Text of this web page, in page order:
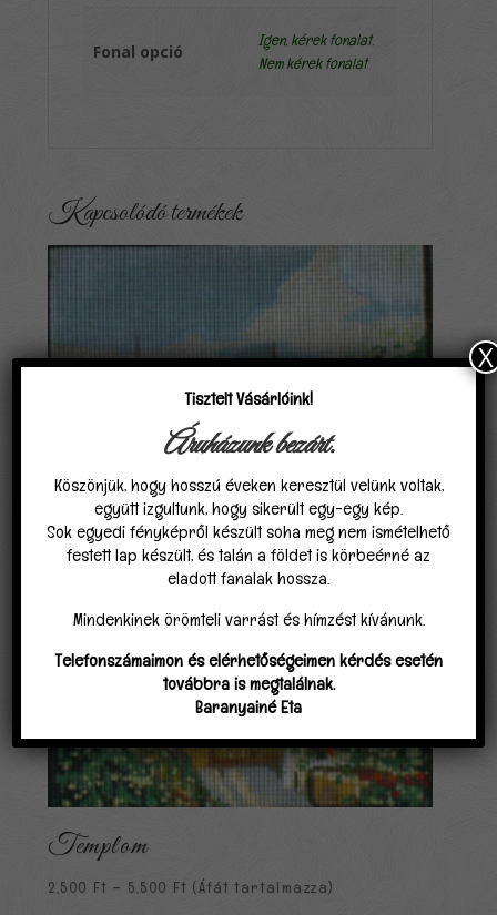
Fonal opció
Igen, kérek fonalat,
Nem kérek fonalat
Kapcsolódó termékek
Templom
2,500 Ft – 5,500 Ft Ártartomány:
(Áfát tartalmazza)
Tisztelt Vásárlóink!
Áruházunk bezárt.
Köszönjük, hogy hosszú éveken keresztül velünk voltak,
együtt izgultunk, hogy sikerült egy-egy kép.
Sok egyedi fényképről készült soha meg nem ismételhető
festett lap készült, és talán a földet is körbeérné az
eladott fanalak hossza.
Mindenkinek örömteli varrást és hímzést kívánunk.
Telefonszámaimon és elérhetőségeimen kérdés esetén
továbbra is megtalálnak.
Baranyainé Eta
X